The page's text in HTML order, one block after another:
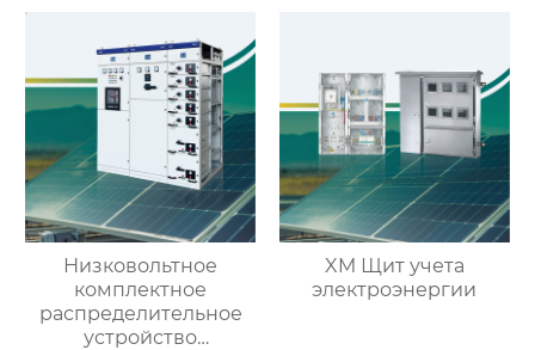
Низковольтное
комплектное
распределительное
устройство
XM Щит учета
электроэнергии